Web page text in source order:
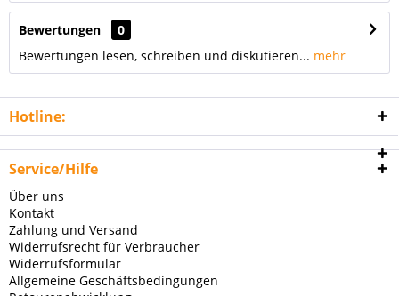
Bewertungen
0
Bewertungen lesen, schreiben und diskutieren... mehr
Hotline:
Service/Hilfe
Über uns
Kontakt
Zahlung und Versand
Widerrufsrecht für Verbraucher
Widerrufsformular
Allgemeine Geschäftsbedingungen